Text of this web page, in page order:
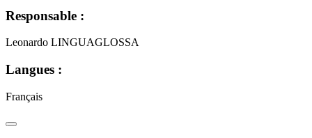
Responsable :
Leonardo LINGUAGLOSSA
Langues :
Français